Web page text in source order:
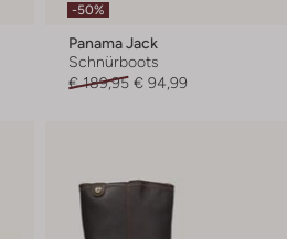
-50%
Panama Jack
Schnürboots
€ 189,95 € 94,99